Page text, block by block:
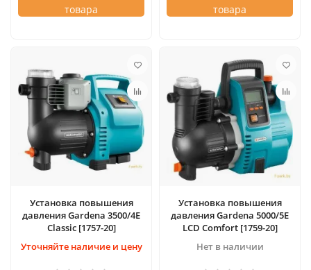
товара
товара
Установка повышения
давления Gardena 3500/4E
Classic [1757-20]
Уточняйте наличие и цену
Установка повышения
давления Gardena 5000/5E
LCD Comfort [1759-20]
Нет в наличии